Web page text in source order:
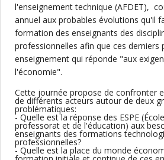
l'enseignement technique (AFDET),
annuel aux probables évolutions qu'il
formation des enseignants des
professionnelles afin que ces derniers
enseignement qui réponde "aux
l'économie".
Cette journée propose de confronter
de différents acteurs autour de deux
problématiques:
- Quelle est la réponse des ESPE
professorat et de l'éducation) aux
enseignants des formations
professionnelles?
- Quelle est la place du monde